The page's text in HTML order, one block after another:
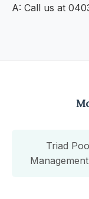
A: Call us at
Triad